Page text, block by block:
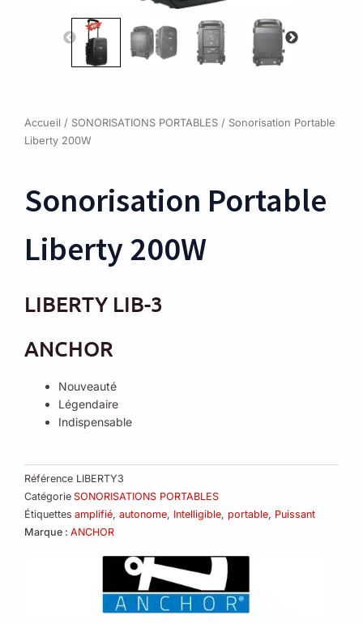
Accueil / SONORISATIONS PORTABLES / Sonorisation Portable
Liberty 200W
Sonorisation Portable
Liberty 200W
LIBERTY LIB-3
ANCHOR
Nouveauté
Légendaire
Indispensable
Référence LIBERTY3
Catégorie SONORISATIONS PORTABLES
Étiquettes amplifié, autonome, Intelligible, portable, Puissant
Marque : ANCHOR